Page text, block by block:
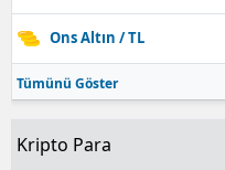
Ons Altın / TL
Tümünü Göster
Kripto Para